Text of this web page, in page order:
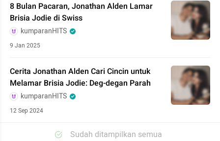
8 Bulan Pacaran, Jonathan Alden Lamar
Brisia Jodie di Swiss
kumparanHITS
9 Jan 2025
Cerita Jonathan Alden Cari Cincin untuk
Melamar Brisia Jodie: Deg-degan Parah
kumparanHITS
12 Sep 2024
Sudah ditampilkan semua